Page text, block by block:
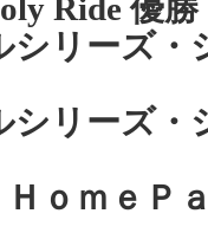
Ride 優勝
シリーズ
シリーズ
Ｈｏｍｅ